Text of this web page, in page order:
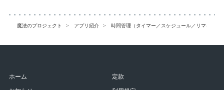
魔法のプロジェクト アプリ紹介 時間管理（タイマー／スケジュール／リマインダ
ホーム 定款